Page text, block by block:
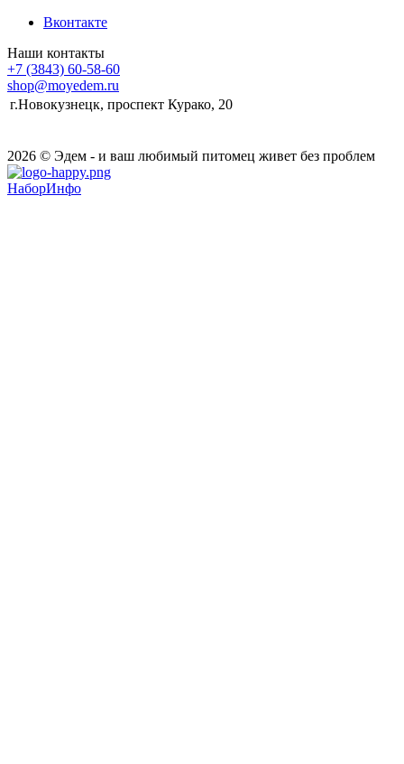
Вконтакте
Наши контакты
+7 (3843) 60-58-60
shop@moyedem.ru
г.Новокузнецк, проспект Курако, 20
2026 © Эдем - и ваш любимый питомец живет без проблем
НаборИнфо